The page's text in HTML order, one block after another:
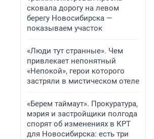
сковала дорогу на левом
берегу Новосибирска —
показываем участок
«Люди тут странные». Чем
привлекает непонятный
«Непокой», герои которого
застряли в мистическом отеле
«Берем таймаут». Прокуратура,
мэрия и застройщики полгода
спорят об изменениях в КРТ
для Новосибирска: есть три